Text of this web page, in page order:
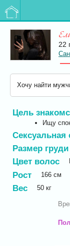
22
Хочу найти
Цель
Ищу
Сексуальная
Размер груди
Цвет волос
Рост 166 см
Вес 50 кг